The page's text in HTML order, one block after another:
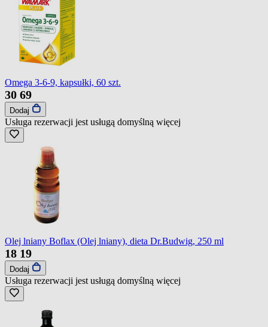
Omega 3-6-9, kapsułki, 60 szt.
30 69
Dodaj
Usługa rezerwacji jest usługą domyślną więcej
Olej lniany Boflax (Olej lniany), dieta Dr.Budwig, 250 ml
18 19
Dodaj
Usługa rezerwacji jest usługą domyślną więcej